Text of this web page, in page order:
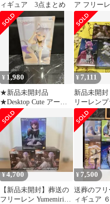
ィギュア 3点まとめ
ア フリー
ェアver.
¥ 1,980
★新品未開封品
★Desktop Cute アーリ
ャ 猫耳ルームウェア
ver.
¥ 7,111
新品未開
リーレンプ
ギュア5個
¥4,700
【新品未開封】葬送の
フリーレン Yumemirize
¥ 7,500
送葬のフ
ィギュア